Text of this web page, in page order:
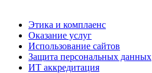
Этика и комплаенс
Оказание услуг
Использование сайтов
Защита персональных данных
ИТ аккредитация